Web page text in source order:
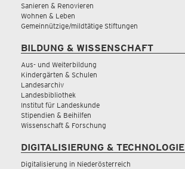
Sanieren & Renovieren
Wohnen & Leben
Gemeinnützige/mildtätige Stiftungen
BILDUNG & WISSENSCHAFT
Aus- und Weiterbildung
Kindergärten & Schulen
Landesarchiv
Landesbibliothek
Institut für Landeskunde
Stipendien & Beihilfen
Wissenschaft & Forschung
DIGITALISIERUNG & TECHNOLOGIE
Digitalisierung in Niederösterreich